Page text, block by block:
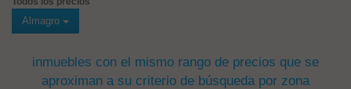
Almagro
inmuebles con el mismo rango de precios que se
aproximan a su criterio de búsqueda por zona